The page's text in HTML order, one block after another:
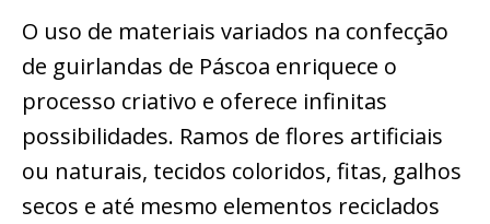
O uso de materiais variados na confecção
de guirlandas de Páscoa enriquece o
processo criativo e oferece infinitas
possibilidades. Ramos de flores artificiais
ou naturais, tecidos coloridos, fitas, galhos
secos e até mesmo elementos reciclados